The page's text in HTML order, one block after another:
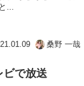
...
桑野 一哉
ビで放送